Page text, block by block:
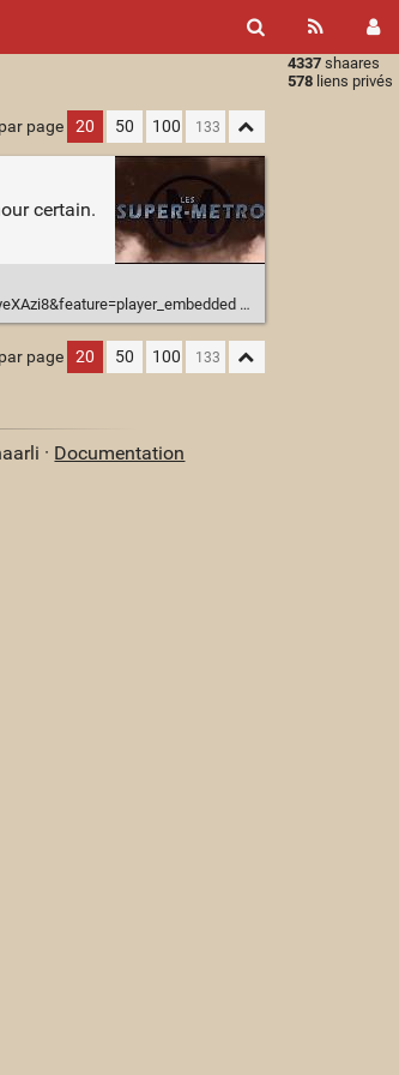
4337 shaares
578 liens privés
page 20 50 100
certain.
page 20 50 100
· Documentation